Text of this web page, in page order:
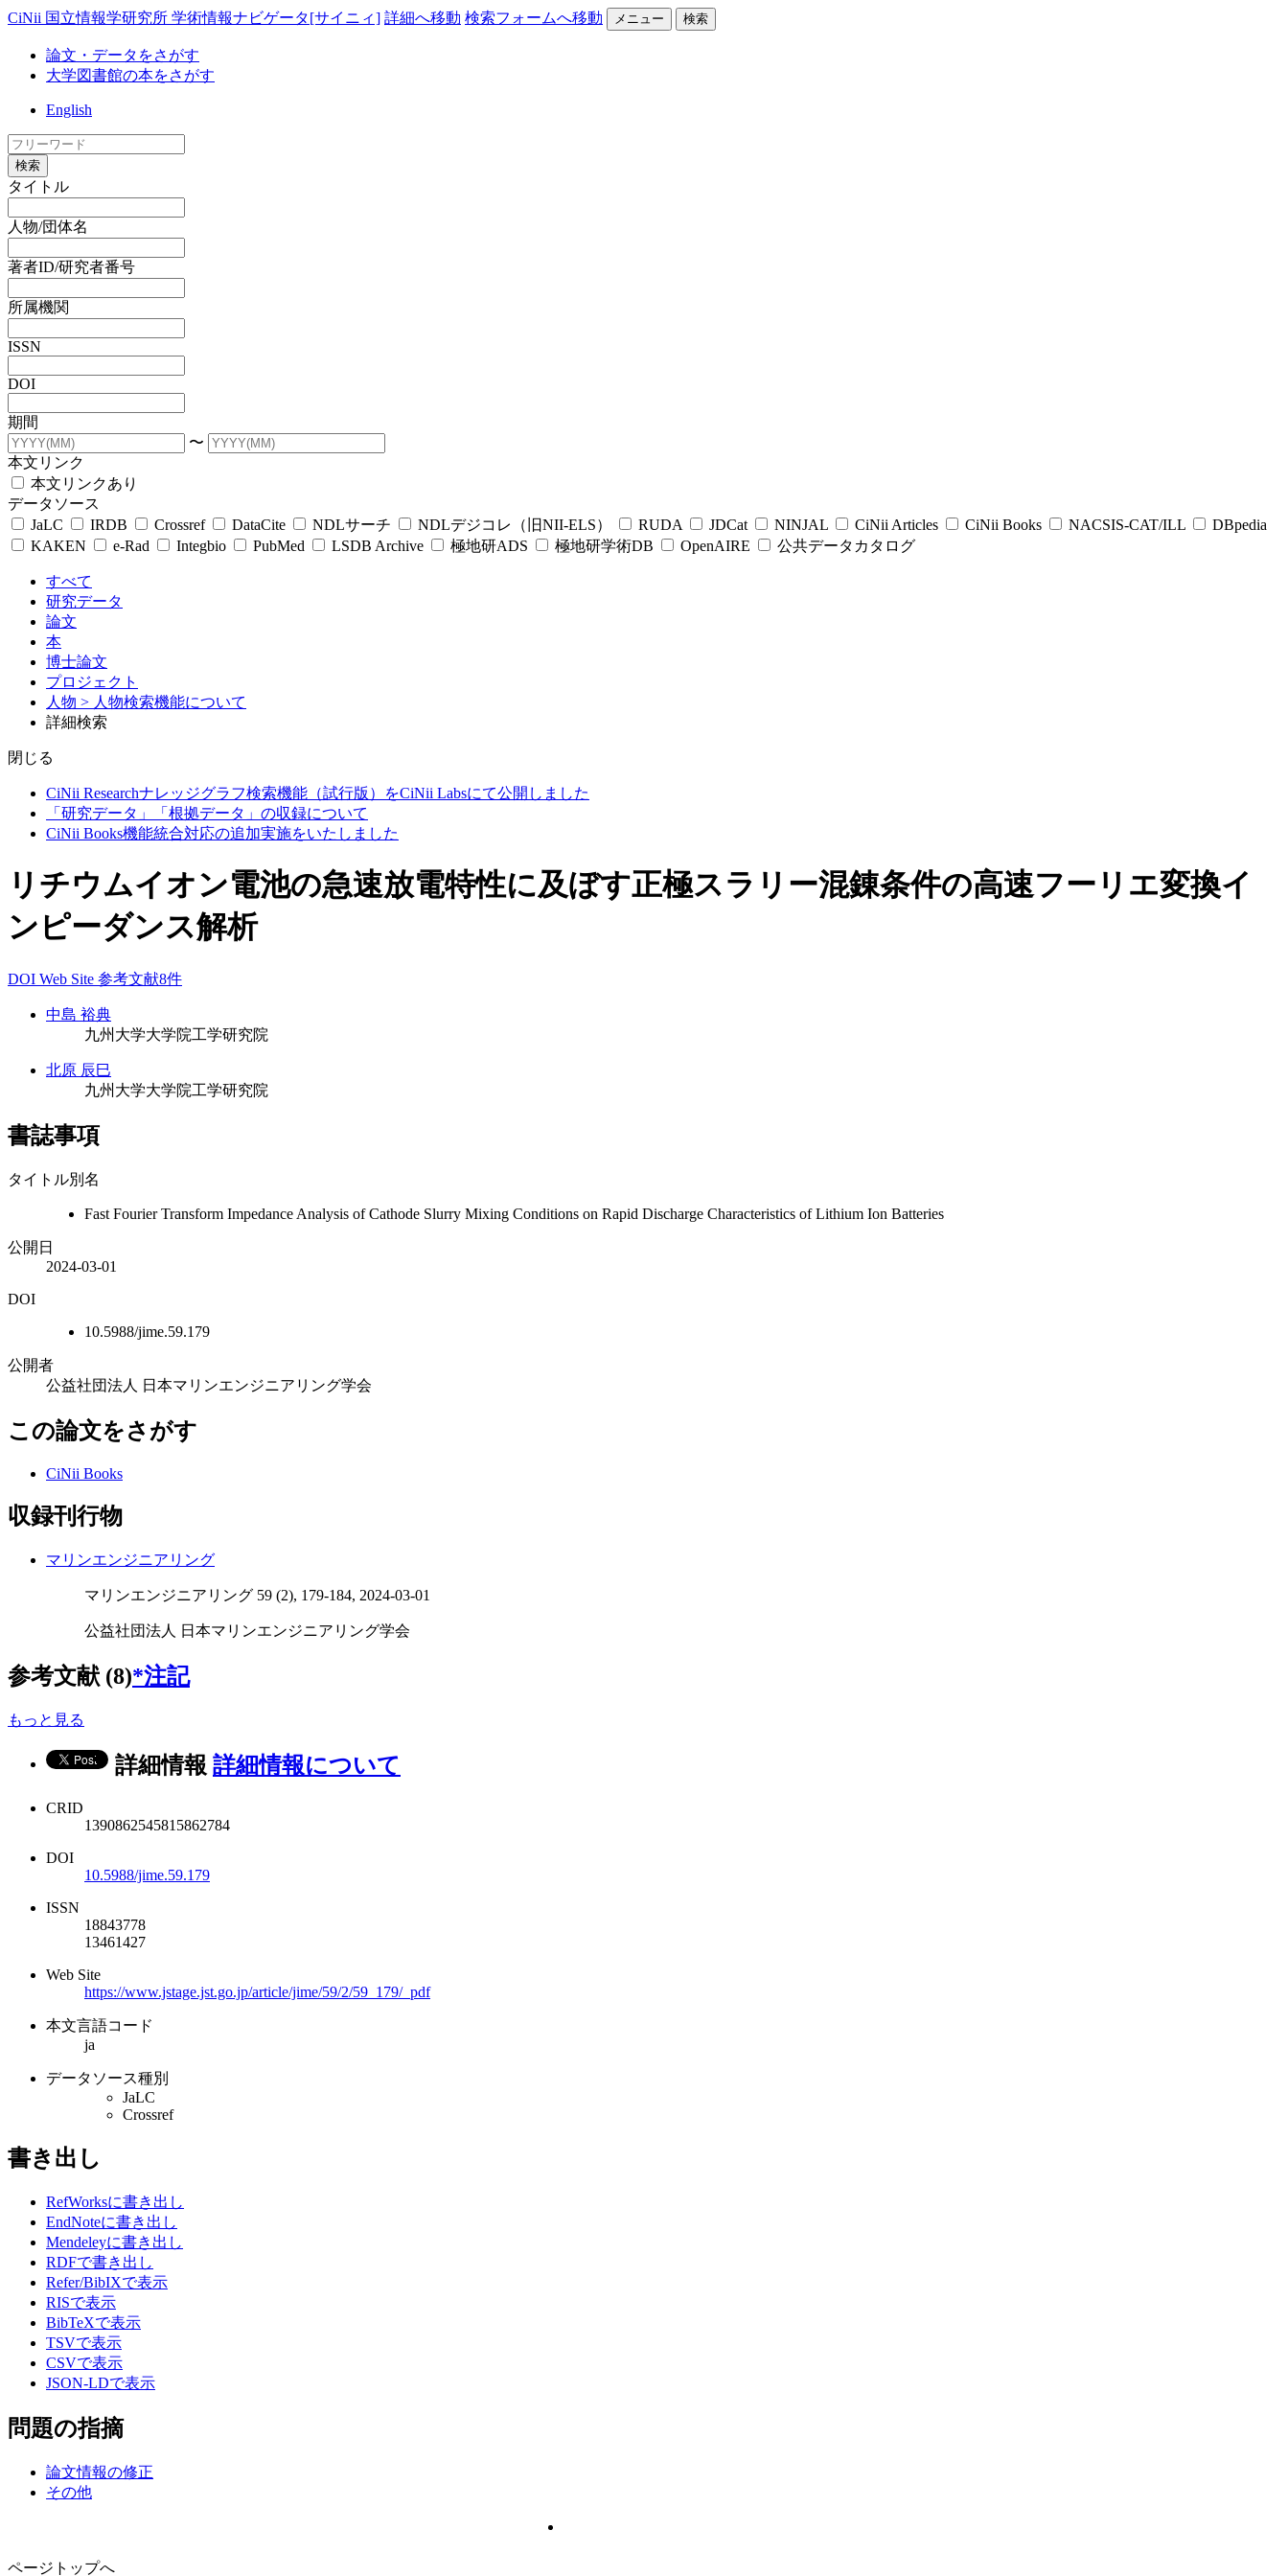
CiNii 国立情報学研究所 学術情報ナビゲータ[サイニィ] 詳細へ移動 検索フォームへ移動 メニュー 検索
論文・データをさがす
大学図書館の本をさがす
English
検索
タイトル
人物/団体名
著者ID/研究者番号
所属機関
ISSN
DOI
期間
〜
本文リンク
本文リンクあり
データソース
JaLC
IRDB Crossref DataCite NDLサーチ NDLデジコレ（旧NII-ELS） RUDA JDCat NINJAL CiNii Articles CiNii Books NACSIS-CAT/ILL
DBpedia
KAKEN
e-Rad Integbio PubMed LSDB Archive 極地研ADS 極地研学術DB OpenAIRE 公共データカタログ
すべて
研究データ
論文
本
博士論文
プロジェクト
人物 > 人物検索機能について
詳細検索
閉じる
CiNii Researchナレッジグラフ検索機能（試行版）をCiNii Labsにて公開しました
「研究データ」「根拠データ」の収録について
CiNii Books機能統合対応の追加実施をいたしました
リチウムイオン電池の急速放電特性に及ぼす正極スラリー混錬条件の高速フーリエ変換イ
ンピーダンス解析
DOI Web Site 参考文献8件
中島 裕典
九州大学大学院工学研究院
北原 辰巳
九州大学大学院工学研究院
書誌事項
タイトル別名
Fast Fourier Transform Impedance Analysis of Cathode Slurry Mixing Conditions on Rapid Discharge Characteristics of Lithium Ion Batteries
公開日
2024-03-01
DOI
10.5988/jime.59.179
公開者
公益社団法人 日本マリンエンジニアリング学会
この論文をさがす
CiNii Books
収録刊行物
マリンエンジニアリング
マリンエンジニアリング 59 (2), 179-184, 2024-03-01
公益社団法人 日本マリンエンジニアリング学会
参考文献 (8)*注記
もっと見る
詳細情報 詳細情報について
CRID
1390862545815862784
DOI
10.5988/jime.59.179
ISSN
18843778
13461427
Web Site
https://www.jstage.jst.go.jp/article/jime/59/2/59_179/_pdf
本文言語コード
ja
データソース種別
JaLC
Crossref
書き出し
RefWorksに書き出し
EndNoteに書き出し
Mendeleyに書き出し
RDFで書き出し
Refer/BibIXで表示
RISで表示
BibTeXで表示
TSVで表示
CSVで表示
JSON-LDで表示
問題の指摘
論文情報の修正
その他
ページトップへ